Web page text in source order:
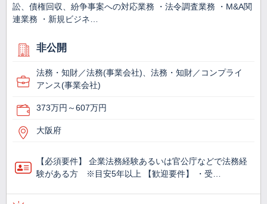
訟、債権回収、紛争事案への対応業務 ・法令調査業務 ・M&A関
連業務 ・新規ビジネ…
非公開
法務・知財／法務(事業会社)、法務・知財／コンプライ
アンス(事業会社)
373万円～607万円
大阪府
【必須要件】 企業法務経験あるいは官公庁などで法務経
験がある方 ※目安5年以上 【歓迎要件】 ・受…